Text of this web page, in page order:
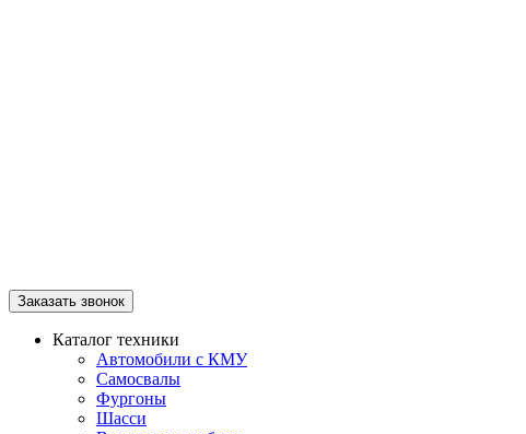
Заказать звонок
Каталог техники
Автомобили с КМУ
Самосвалы
Фургоны
Шасси